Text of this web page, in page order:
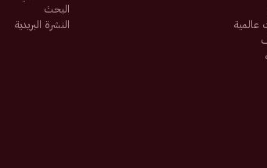
عالمية
البحث
النشرة البريدية